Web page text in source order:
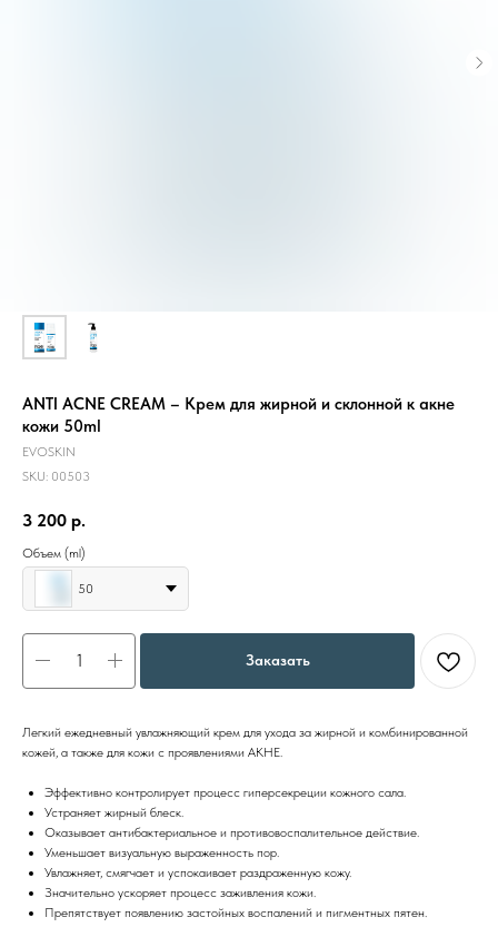
ANTI ACNE CREAM – Крем для жирной и склонной к акне
кожи 50ml
EVOSKIN
SKU: 00503
3 200 р.
Объем (ml)
50
Заказать
Легкий ежедневный увлажняющий крем для ухода за жирной и комбинированной
кожей, а также для кожи с проявлениями АКНЕ.
Эффективно контролирует процесс гиперсекреции кожного сала.
Устраняет жирный блеск.
Оказывает антибактериальное и противовоспалительное действие.
Уменьшает визуальную выраженность пор.
Увлажняет, смягчает и успокаивает раздраженную кожу.
Значительно ускоряет процесс заживления кожи.
Препятствует появлению застойных воспалений и пигментных пятен.